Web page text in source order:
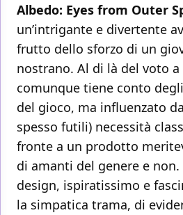
Albedo: Eyes from Outer
un’intrigante e divertente
frutto dello sforzo di un
nostrano. Al di là del voto
comunque tiene conto
del gioco, ma influenzato
spesso futili) necessità
fronte a un prodotto
di amanti del genere e
design, ispiratissimo e
la simpatica trama, di